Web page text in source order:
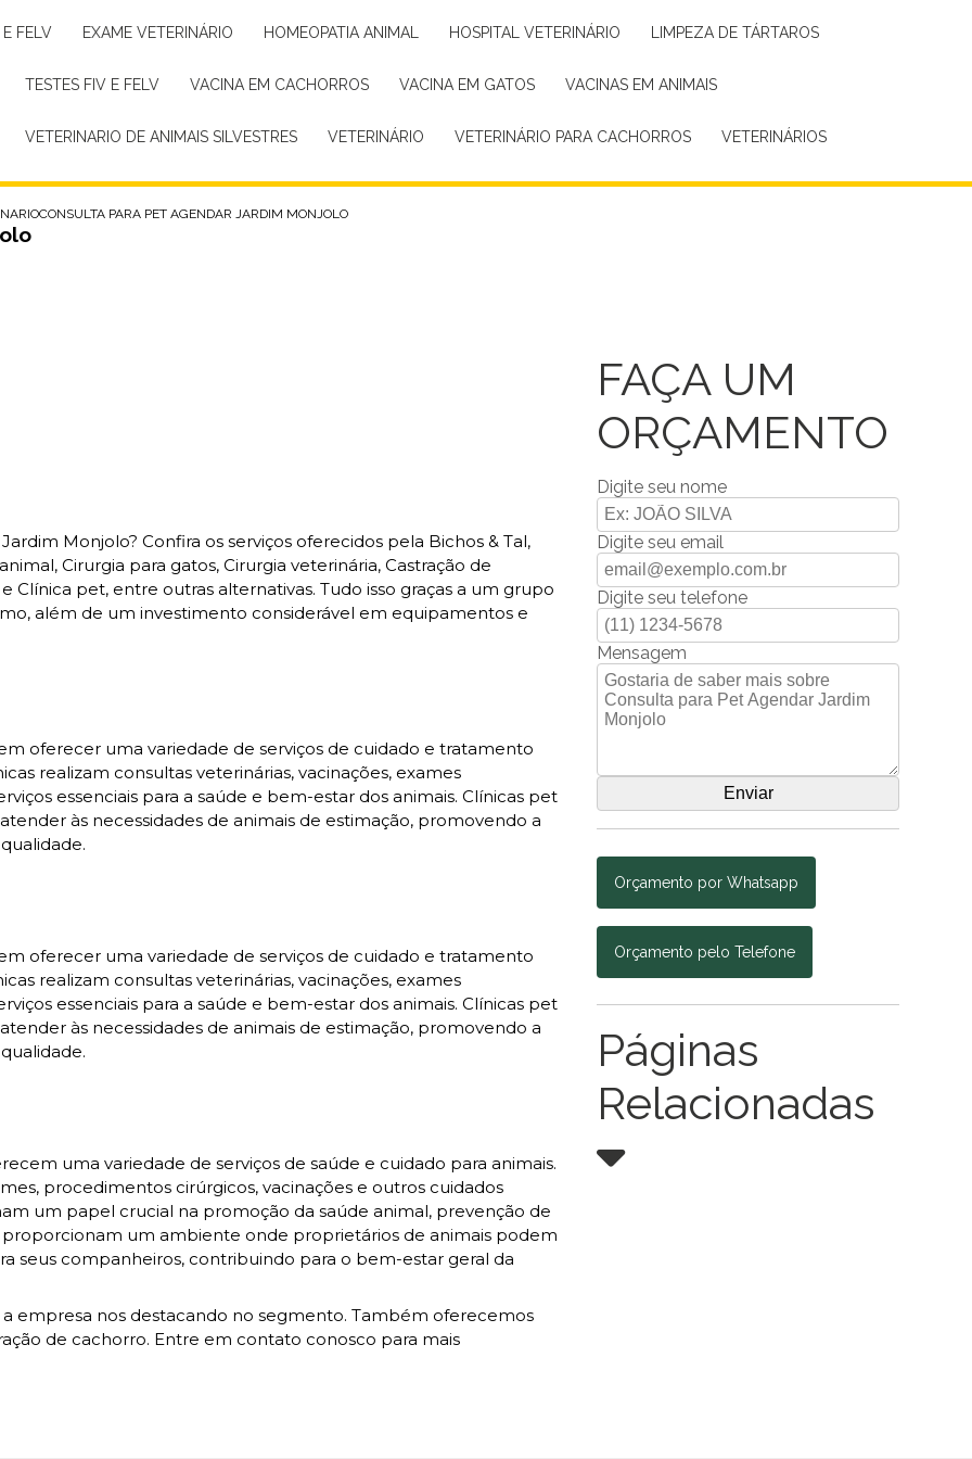
E FELV EXAME VETERINÁRIO HOMEOPATIA ANIMAL HOSPITAL VETERINÁRIO LIMPEZA DE TÁRTAROS
TESTES FIV E FELV VACINA EM CACHORROS VACINA EM GATOS VACINAS EM ANIMAIS
VETERINARIO DE ANIMAIS SILVESTRES VETERINÁRIO VETERINÁRIO PARA CACHORROS VETERINÁRIOS
CONSULTA PARA PET AGENDAR JARDIM MONJOLO
Monjolo? Confira os serviços oferecidos pela Bichos & Tal,
Cirurgia para gatos, Cirurgia veterinária, Castração de
Clínica pet, entre outras alternativas. Tudo isso graças a um grupo
além de um investimento considerável em equipamentos e
oferecer uma variedade de serviços de cuidado e tratamento
realizam consultas veterinárias, vacinações, exames
essenciais para a saúde e bem-estar dos animais. Clínicas pet
às necessidades de animais de estimação, promovendo a
oferecer uma variedade de serviços de cuidado e tratamento
realizam consultas veterinárias, vacinações, exames
essenciais para a saúde e bem-estar dos animais. Clínicas pet
às necessidades de animais de estimação, promovendo a
uma variedade de serviços de saúde e cuidado para animais.
procedimentos cirúrgicos, vacinações e outros cuidados
um papel crucial na promoção da saúde animal, prevenção de
um ambiente onde proprietários de animais podem
seus companheiros, contribuindo para o bem-estar geral da
a empresa nos destacando no segmento. Também oferecemos
de cachorro. Entre em contato conosco para mais
FAÇA UM
ORÇAMENTO
Digite seu nome
Digite seu email
Digite seu telefone
Mensagem
Orçamento por Whatsapp
Orçamento pelo Telefone
Páginas
Relacionadas